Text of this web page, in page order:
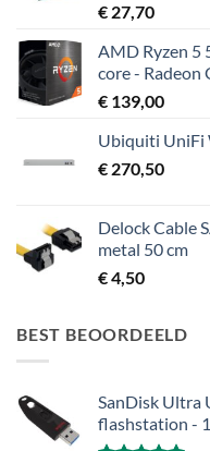
€ 27,70
AMD Ryzen 5
core - Radeon
€ 139,00
Ubiquiti UniFi
€ 270,50
Delock Cable
metal 50 cm
€4,50
BEST BEOORDEELD
SanDisk Ultra
flashstation -